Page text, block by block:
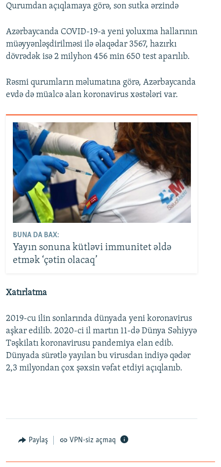
Qurumdan açıqlamaya görə, son sutka ərzində
Azərbaycanda COVID-19-a yeni yoluxma hallarının
müəyyənləşdirilməsi ilə əlaqədar 3567, hazırkı
dövrədək isə 2 milyhon 456 min 650 test aparılıb.
Rəsmi qurumların məlumatına görə, Azərbaycanda
evdə də müalcə alan koronavirus xəstələri var.
BUNA DA BAX:
Yayın sonuna kütləvi immunitet əldə
etmək ‘çətin olacaq’
Xatırlatma
2019-cu ilin sonlarında dünyada yeni koronavirus
aşkar edilib. 2020-ci il martın 11-də Dünya Səhiyyə
Təşkilatı koronavirusu pandemiya elan edib.
Dünyada sürətlə yayılan bu virusdan indiyə qədər
2,3 milyondan çox şəxsin vəfat etdiyi açıqlanıb.
Paylaş VPN-siz açmaq